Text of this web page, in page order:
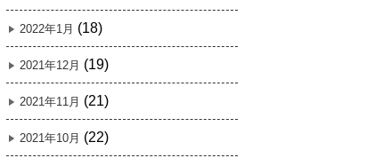
2022年1月 (18)
2021年12月 (19)
2021年11月 (21)
2021年10月 (22)